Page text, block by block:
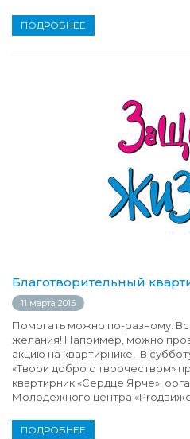
ПОДРОБНЕЕ
Благотворительный
11 марта 2015
Помогать можно по-разному.
желания! Например, можно
акцию на квартирнике. В
«Твори добро с творчеством»
квартирник «Сердце Ярче»,
Молодежного центра
ПОДРОБНЕЕ